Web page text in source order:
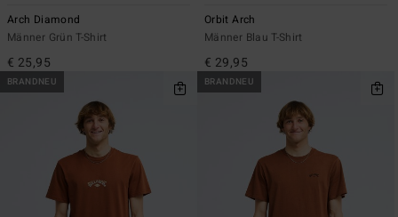
Arch Diamond
Männer Grün T-Shirt
€ 25,95
Orbit Arch
Männer Blau T-Shirt
€ 29,95
BRANDNEU BRANDNEU